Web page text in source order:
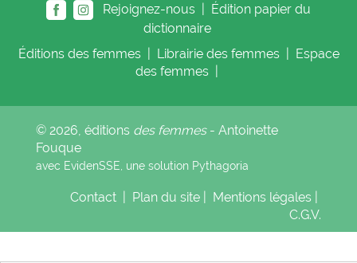
Rejoignez-nous |
Édition papier du
dictionnaire
Éditions des femmes Librairie des femmes
Espace
des femmes
© 2026, éditions des femmes- Antoinette
Fouque
avec EvidenSSE, une solution Pythagoria
Contact Plan du site Mentions légales
C.G.V.